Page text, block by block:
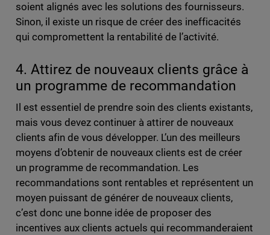
soient alignés avec les solutions des fournisseurs.
Sinon, il existe un risque de créer des inefficacités
qui compromettent la rentabilité de l’activité.
4. Attirez de nouveaux clients grâce à
un programme de recommandation
Il est essentiel de prendre soin des clients existants,
mais vous devez continuer à attirer de nouveaux
clients afin de vous développer. L’un des meilleurs
moyens d’obtenir de nouveaux clients est de créer
un programme de recommandation. Les
recommandations sont rentables et représentent un
moyen puissant de générer de nouveaux clients,
c’est donc une bonne idée de proposer des
incentives aux clients actuels qui recommanderaient